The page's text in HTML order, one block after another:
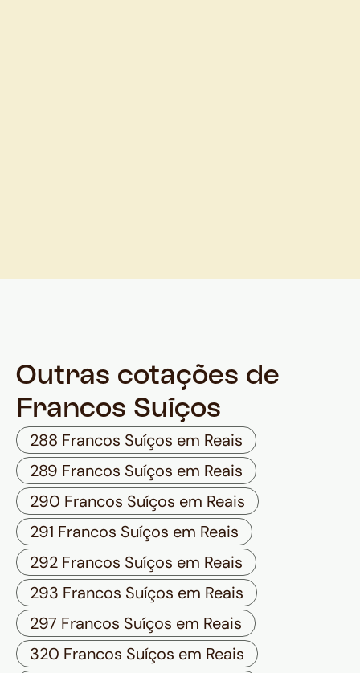
Outras cotações de
Francos Suíços
288 Francos Suíços em Reais
289 Francos Suíços em Reais
290 Francos Suíços em Reais
291 Francos Suíços em Reais
292 Francos Suíços em Reais
293 Francos Suíços em Reais
297 Francos Suíços em Reais
320 Francos Suíços em Reais